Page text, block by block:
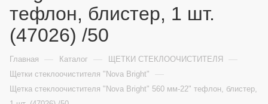
тефлон, блистер, 1 шт.
(47026) /50
Главная — Каталог — ЩЕТКИ СТЕКЛООЧИСТИТЕЛЯ —
Щетки стеклоочистителя "Nova Bright" —
Щетка стеклоочистителя "Nova Bright" 560 мм-22" тефлон, блистер,